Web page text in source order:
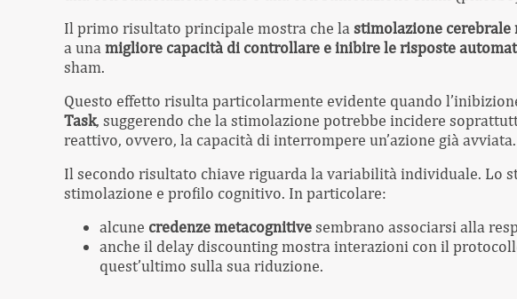
Il primo risultato principale mostra che la stimolazione cerebrale
a una migliore capacità di controllare e inibire le risposte
sham.
Questo effetto risulta particolarmente evidente quando
Task, suggerendo che la stimolazione potrebbe incidere
reattivo, ovvero, la capacità di interrompere un’azione già avviata.
Il secondo risultato chiave riguarda la variabilità individuale. Lo
stimolazione e profilo cognitivo. In particolare:
alcune credenze metacognitivesembrano associarsi alla
anche il delay discounting mostra interazioni con il
quest’ultimo sulla sua riduzione.